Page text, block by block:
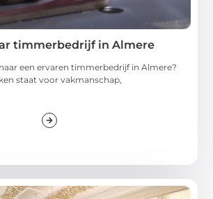
timmerbedrijf in Almere
een ervaren timmerbedrijf in Almere?
staat voor vakmanschap,